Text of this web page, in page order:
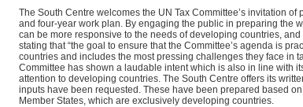
The South Centre welcomes the UN Tax Committee’s invitation
and four-year work plan. By engaging the public in preparing the
can be more responsive to the needs of developing countries,
stating that “the goal to ensure that the Committee’s agenda is
countries and includes the most pressing challenges they face in
Committee has shown a laudable intent which is also in line with
attention to developing countries. The South Centre offers its
inputs have been requested. These have been prepared based
Member States, which are exclusively developing countries.